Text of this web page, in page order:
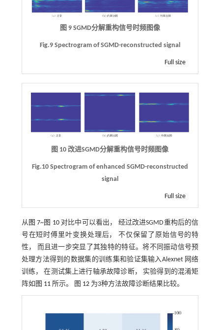
图 9 SGMD分解重构信号时频图像
Fig.9 Spectrogram of SGMD-reconstructed signal
Full size
图 10 改进SGMD分解重构信号时频图像
Fig.10 Spectrogram of enhanced SGMD-reconstructed
signal
Full size
从 图 7~图 10对比中可以看出， 经过改进SGMD重构后的信
号在短时傅里叶变换处理后， 不仅保留了原始信号的特
性， 而且进一步突显了其独特的特征。将不同振动信号预
处理方法得到的数据集的训练集和验证集输入Alexnet 网络
训练， 在测试集上进行轴承故障诊断， 实验得到的混淆矩
阵如 图 11所示。 图 12为3种方法故障诊断结果比较。